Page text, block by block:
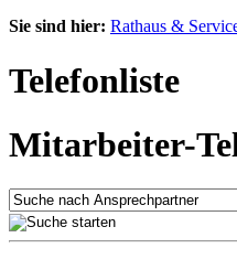
Sie sind hier: Rathaus &
Telefonliste
Mitarbeiter-